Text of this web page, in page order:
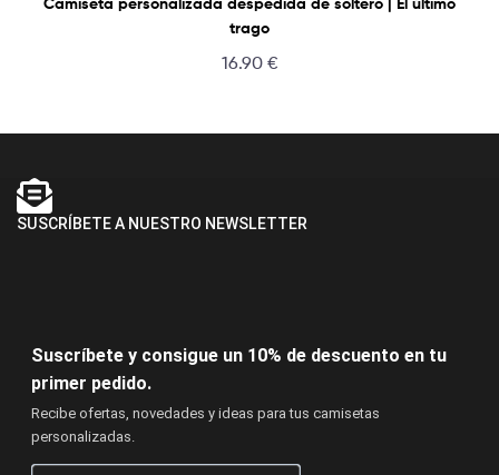
trago
16.90 €
SUSCRÍBETE A NUESTRO NEWSLETTER
Suscríbete y consigue un 10% de descuento en tu
primer pedido.
Recibe ofertas, novedades y ideas para tus camisetas
personalizadas.